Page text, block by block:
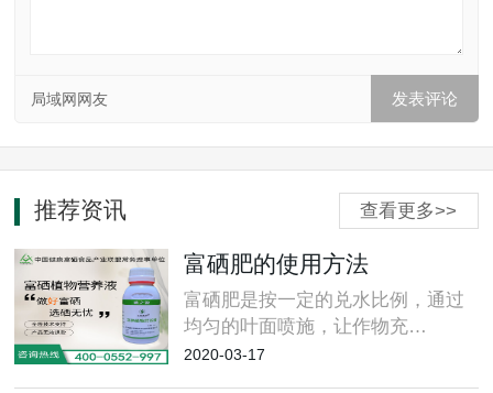
局域网网友
查看更多>>
推荐资讯
富硒肥的使用方法
富硒肥是按一定的兑水比例，通过
均匀的叶面喷施，让作物充…
2020-03-17